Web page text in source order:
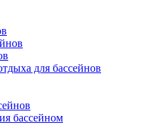
для бассейнов
бассейном